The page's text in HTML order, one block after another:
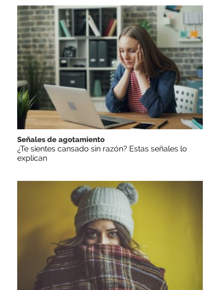
Señales de agotamiento
¿Te sientes cansado sin razón? Estas señales lo
explican